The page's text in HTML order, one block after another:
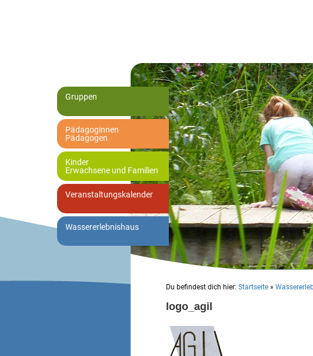
Gruppen
Pädagoginnen
Pädagogen
Kinder
Erwachsene und Familien
Veranstaltungskalender
Wassererlebnishaus
Du befindest dich hier: Startseite »
logo_agil